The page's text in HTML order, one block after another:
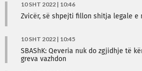
10 SHT 2022 | 10:46
Zvicër, së shpejti fillon shitja legale e
10 SHT 2022 | 10:45
SBAShK: Qeveria nuk do zgjidhje të
greva vazhdon